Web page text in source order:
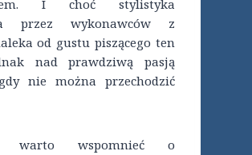
I choć stylistyka
przez wykonawców z
od gustu piszącego ten
nad prawdziwą pasją
nie można przechodzić
warto wspomnieć o